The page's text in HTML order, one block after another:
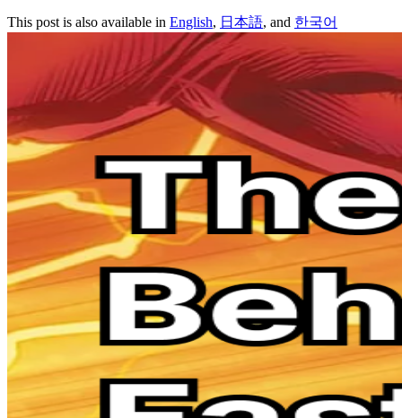
This post is also available in English, 日本語, and 한국어